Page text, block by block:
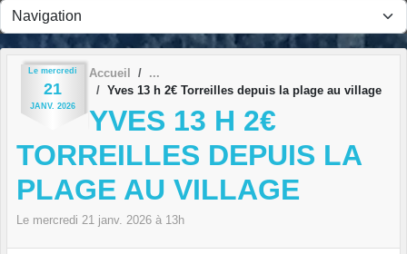
Le mercredi
21
JANV. 2026
Accueil
Yves 13 h 2€ Torreilles depuis la plage au village
YVES 13 H 2€
TORREILLES DEPUIS LA
PLAGE AU VILLAGE
Le mercredi 21 janv. 2026 à 13h